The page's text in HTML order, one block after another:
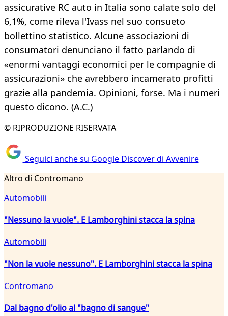
assicurative RC auto in Italia sono calate solo del
6,1%, come rileva l'Ivass nel suo consueto
bollettino statistico. Alcune associazioni di
consumatori denunciano il fatto parlando di
«enormi vantaggi economici per le compagnie di
assicurazioni» che avrebbero incamerato profitti
grazie alla pandemia. Opinioni, forse. Ma i numeri
questo dicono. (A.C.)
© RIPRODUZIONE RISERVATA
Seguici anche su Google Discover di Avvenire
Altro di Contromano
Automobili
"Nessuno la vuole". E Lamborghini stacca la spina
Automobili
"Non la vuole nessuno". E Lamborghini stacca la spina
Contromano
Dal bagno d'olio al "bagno di sangue"